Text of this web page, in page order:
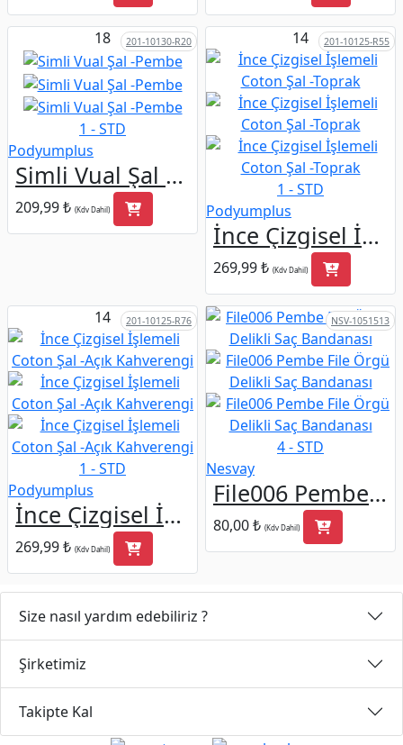
18 201-10130-R20
1 - STD
Podyumplus
Simli Vual Şal -Pembe
209,99 ₺ (Kdv Dahil)
14 201-10125-R55
1 - STD
Podyumplus
İnce Çizgisel İşlemeli Coton Şal -Toprak
269,99 ₺ (Kdv Dahil)
14 201-10125-R76
1 - STD
Podyumplus
İnce Çizgisel İşlemeli Coton Şal -Açık Kahverengi
269,99 ₺ (Kdv Dahil)
NSV-1051513
4 - STD
Nesvay
File006 Pembe File Örgü Delikli Saç Bandanası
80,00 ₺ (Kdv Dahil)
Size nasıl yardım edebiliriz ?
Şirketimiz
Takipte Kal